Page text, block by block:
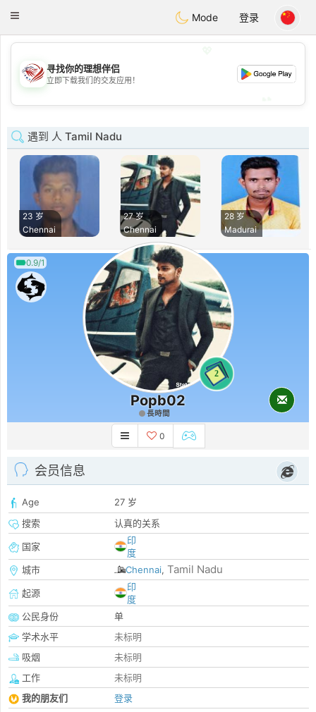
Dating
Toggle
Mode 登录
💖
💕
寻找你的理想伴侣
立即下载我们的交友应用！
遇到 人 Tamil Nadu
23 岁
Chennai
27 岁
Chennai
28 岁
Madurai
0.9/1
2
Popb02
長時間
0
会员信息
Age
27 岁
搜索
认真的关系
国家
印
度
城市
Chennai, Tamil Nadu
起源
印
度
公民身份
单
学术水平
未标明
吸烟
未标明
工作
未标明
我的朋友们
登录